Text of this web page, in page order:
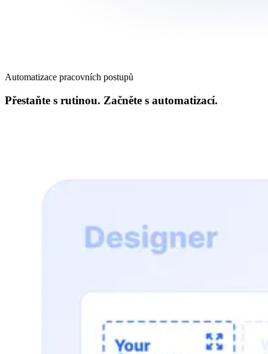
Automatizace pracovních postupů
Přestaňte s rutinou. Začněte s automatizací.